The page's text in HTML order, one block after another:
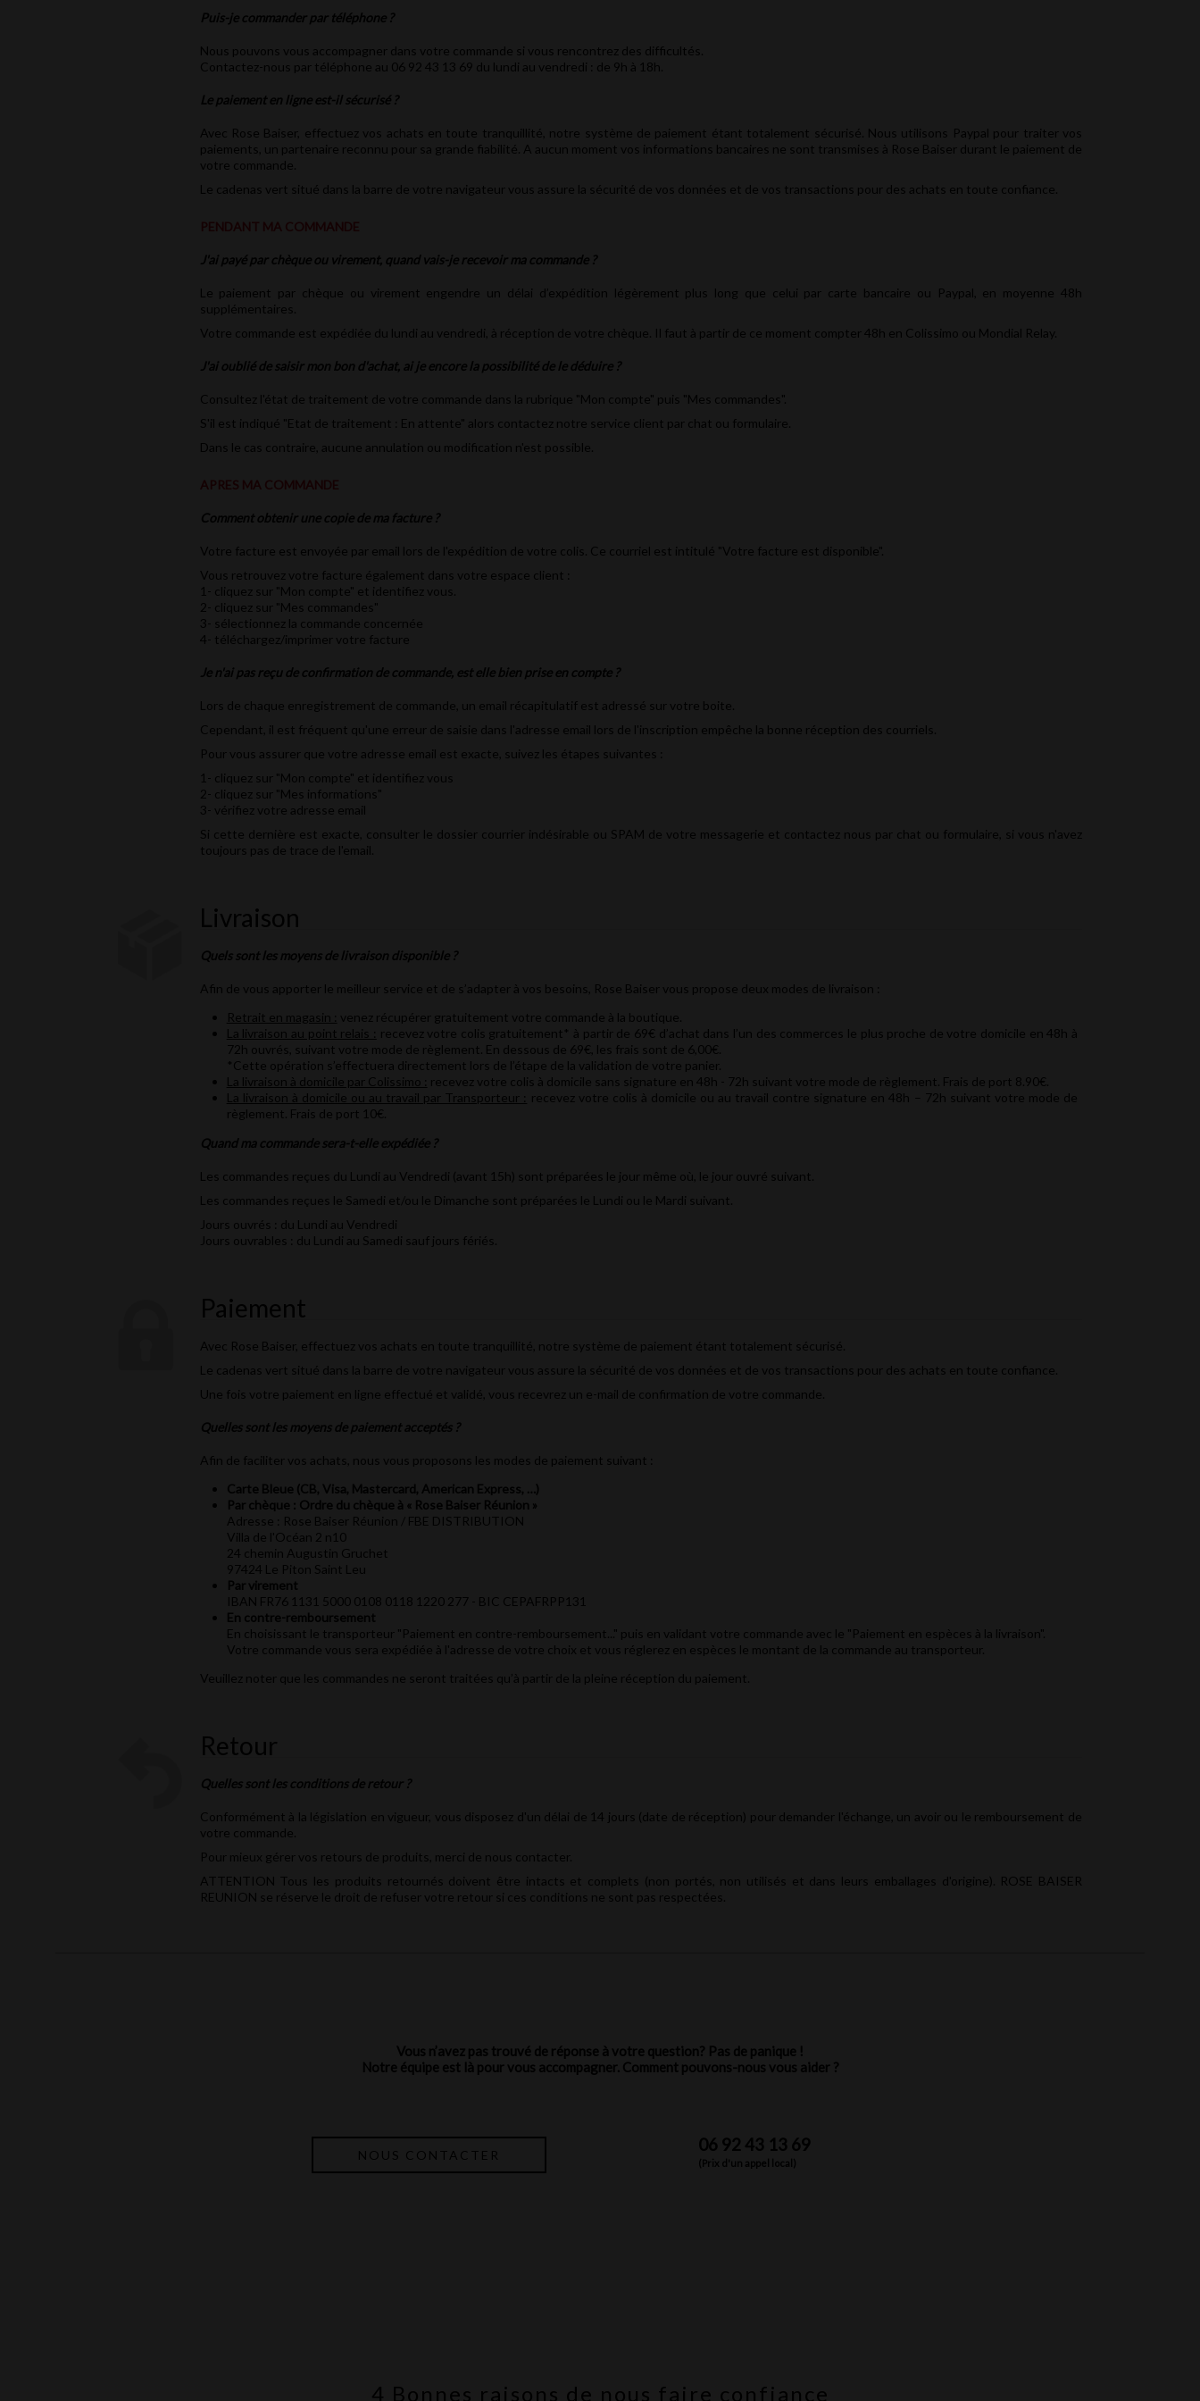
Puis-je commander par téléphone ?
Nous pouvons vous accompagner dans votre commande si vous rencontrez des difficultés.
Contactez-nous par téléphone au 06 92 43 13 69 du lundi au vendredi : de 9h à 18h.
Le paiement en ligne est-il sécurisé ?
Avec Rose Baiser, effectuez vos achats en toute tranquillité, notre système de paiement étant totalement sécurisé. Nous utilisons Paypal pour traiter vos
paiements, un partenaire reconnu pour sa grande fiabilité. A aucun moment vos informations bancaires ne sont transmises à Rose Baiser durant le paiement de
votre commande.
Le cadenas vert situé dans la barre de votre navigateur vous assure la sécurité de vos données et de vos transactions pour des achats en toute confiance.
PENDANT MA COMMANDE
J'ai payé par chèque ou virement, quand vais-je recevoir ma commande ?
Le paiement par chèque ou virement engendre un délai d’expédition légèrement plus long que celui par carte bancaire ou Paypal, en moyenne 48h
supplémentaires.
Votre commande est expédiée du lundi au vendredi, à réception de votre chèque. Il faut à partir de ce moment compter 48h en Colissimo ou Mondial Relay.
J'ai oublié de saisir mon bon d'achat, ai je encore la possibilité de le déduire ?
Consultez l'état de traitement de votre commande dans la rubrique "Mon compte" puis "Mes commandes".
S'il est indiqué "Etat de traitement : En attente" alors contactez notre service client par chat ou formulaire.
Dans le cas contraire, aucune annulation ou modification n'est possible.
APRES MA COMMANDE
Comment obtenir une copie de ma facture ?
Votre facture est envoyée par email lors de l'expédition de votre colis. Ce courriel est intitulé "Votre facture est disponible".
Vous retrouvez votre facture également dans votre espace client :
1- cliquez sur "Mon compte" et identifiez vous.
2- cliquez sur "Mes commandes"
3- sélectionnez la commande concernée
4- téléchargez/imprimer votre facture
Je n'ai pas reçu de confirmation de commande, est elle bien prise en compte ?
Lors de chaque enregistrement de commande, un email récapitulatif est adressé sur votre boite.
Cependant, il est fréquent qu'une erreur de saisie dans l'adresse email lors de l'inscription empêche la bonne réception des courriels.
Pour vous assurer que votre adresse email est exacte, suivez les étapes suivantes :
1- cliquez sur "Mon compte" et identifiez vous
2- cliquez sur "Mes informations"
3- vérifiez votre adresse email
Si cette dernière est exacte, consulter le dossier courrier indésirable ou SPAM de votre messagerie et contactez nous par chat ou formulaire, si vous n'avez
toujours pas de trace de l'email.
Livraison
Quels sont les moyens de livraison disponible ?
Afin de vous apporter le meilleur service et de s’adapter à vos besoins, Rose Baiser vous propose deux modes de livraison :
Retrait en magasin :
venez récupérer gratuitement votre commande à la boutique.
La livraison au point relais :
recevez votre colis gratuitement* à partir de 69€ d’achat dans l’un des commerces le plus proche de votre domicile en 48h à
72h ouvrés, suivant votre mode de règlement. En dessous de 69€, les frais sont de 6,00€.
*Cette opération s’effectuera directement lors de l’étape de la validation de votre panier.
La livraison à domicile par Colissimo :
recevez votre colis à domicile sans signature en 48h - 72h suivant votre mode de règlement. Frais de port 8.90€.
La livraison à domicile ou au travail par Transporteur :
recevez votre colis à domicile ou au travail contre signature en 48h – 72h suivant votre mode de
règlement. Frais de port 10€.
Quand ma commande sera-t-elle expédiée ?
Les commandes reçues du Lundi au Vendredi (avant 15h) sont préparées le jour même où, le jour ouvré suivant.
Les commandes reçues le Samedi et/ou le Dimanche sont préparées le Lundi ou le Mardi suivant.
Jours ouvrés : du Lundi au Vendredi
Jours ouvrables : du Lundi au Samedi sauf jours fériés.
Paiement
Avec Rose Baiser, effectuez vos achats en toute tranquillité, notre système de paiement étant totalement sécurisé.
Le cadenas vert situé dans la barre de votre navigateur vous assure la sécurité de vos données et de vos transactions pour des achats en toute confiance.
Une fois votre paiement en ligne effectué et validé, vous recevrez un e-mail de confirmation de votre commande.
Quelles sont les moyens de paiement acceptés ?
Afin de faciliter vos achats, nous vous proposons les modes de paiement suivant :
Carte Bleue (CB, Visa, Mastercard, American Express, …)
Par chèque : Ordre du chèque à « Rose Baiser Réunion »
Adresse : Rose Baiser Réunion / FBE DISTRIBUTION
Villa de l'Océan 2 n10
24 chemin Augustin Gruchet
97424 Le Piton Saint Leu
Par virement
IBAN FR76 1131 5000 0108 0118 1220 277 - BIC CEPAFRPP131
En contre-remboursement
En choisissant le transporteur "Paiement en contre-remboursement..." puis en validant votre commande avec le "Paiement en espèces à la livraison".
Votre commande vous sera expédiée à l'adresse de votre choix et vous réglerez en espèces le montant de la commande au transporteur.
Veuillez noter que les commandes ne seront traitées qu’à partir de la pleine réception du paiement.
Retour
Quelles sont les conditions de retour ?
Conformément à la législation en vigueur, vous disposez d'un délai de 14 jours (date de réception) pour demander l'échange, un avoir ou le remboursement de
votre commande.
Pour mieux gérer vos retours de produits, merci de nous contacter.
ATTENTION Tous les produits retournés doivent être intacts et complets (non portés, non utilisés et dans leurs emballages d'origine). ROSE BAISER
REUNION se réserve le droit de refuser votre retour si ces conditions ne sont pas respectées.
Vous n’avez pas trouvé de réponse à votre question? Pas de panique !
Notre équipe est là pour vous accompagner. Comment pouvons-nous vous aider ?
NOUS CONTACTER
06 92 43 13 69
(Prix d'un appel local)
4 Bonnes raisons de nous faire confiance